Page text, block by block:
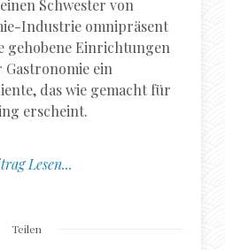
Schwester von
Industrie omnipräsent
gehobene Einrichtungen
ein
das wie gemacht für
erscheint.
Lesen...
Teilen